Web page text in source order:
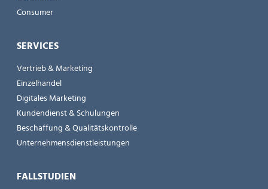
Consumer
SERVICES
Vertrieb & Marketing
Einzelhandel
Digitales Marketing
Kundendienst & Schulungen
Beschaffung & Qualitätskontrolle
Unternehmensdienstleistungen
FALLSTUDIEN